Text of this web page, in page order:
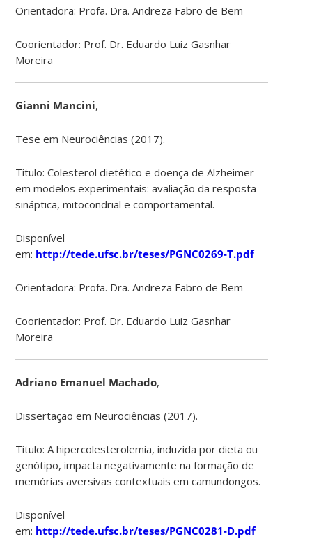
Orientadora: Profa. Dra. Andreza Fabro de Bem
Coorientador: Prof. Dr. Eduardo Luiz Gasnhar
Moreira
Gianni Mancini,
Tese em Neurociências (2017).
Título: Colesterol dietético e doença de Alzheimer
em modelos experimentais: avaliação da resposta
sináptica, mitocondrial e comportamental.
Disponível
em: http://tede.ufsc.br/teses/PGNC0269-T.pdf
Orientadora: Profa. Dra. Andreza Fabro de Bem
Coorientador: Prof. Dr. Eduardo Luiz Gasnhar
Moreira
Adriano Emanuel Machado,
Dissertação em Neurociências (2017).
Título: A hipercolesterolemia, induzida por dieta ou
genótipo, impacta negativamente na formação de
memórias aversivas contextuais em camundongos.
Disponível
em: http://tede.ufsc.br/teses/PGNC0281-D.pdf